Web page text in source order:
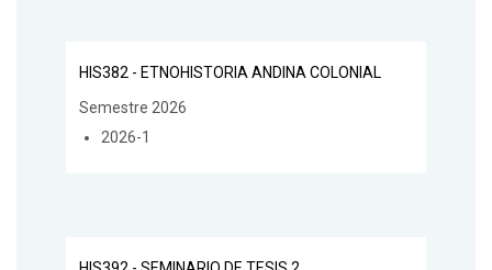
HIS382 - ETNOHISTORIA ANDINA COLONIAL
Semestre 2026
2026-1